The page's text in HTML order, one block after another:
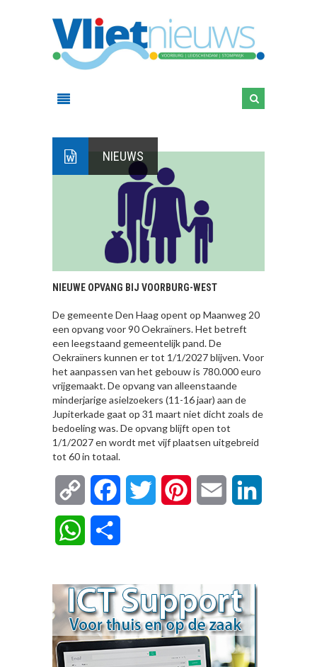
NIEUWS
NIEUWE OPVANG BIJ VOORBURG-WEST
De gemeente Den Haag opent op Maanweg 20
een opvang voor 90 Oekraïners. Het betreft
een leegstaand gemeentelijk pand. De
Oekraïners kunnen er tot 1/1/2027 blijven. Voor
het aanpassen van het gebouw is 780.000 euro
vrijgemaakt. De opvang van alleenstaande
minderjarige asielzoekers (11-16 jaar) aan de
Jupiterkade gaat op 31 maart niet dicht zoals de
bedoeling was. De opvang blijft open tot
1/1/2027 en wordt met vijf plaatsen uitgebreid
tot 60 in totaal.
Copy
Link
FacebookTwitter Pinterest Email
WhatsApp